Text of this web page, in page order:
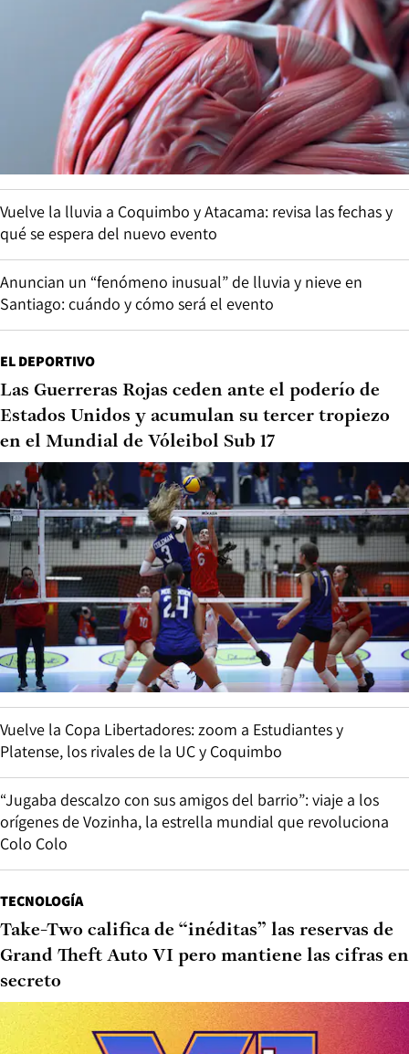
Vuelve la lluvia a Coquimbo y Atacama: revisa las fechas y
qué se espera del nuevo evento
Anuncian un “fenómeno inusual” de lluvia y nieve en
Santiago: cuándo y cómo será el evento
EL DEPORTIVO
Las Guerreras Rojas ceden ante el poderío de
Estados Unidos y acumulan su tercer tropiezo
en el Mundial de Vóleibol Sub 17
Vuelve la Copa Libertadores: zoom a Estudiantes y
Platense, los rivales de la UC y Coquimbo
“Jugaba descalzo con sus amigos del barrio”: viaje a los
orígenes de Vozinha, la estrella mundial que revoluciona
Colo Colo
TECNOLOGÍA
Take-Two califica de “inéditas” las reservas de
Grand Theft Auto VI pero mantiene las cifras en
secreto